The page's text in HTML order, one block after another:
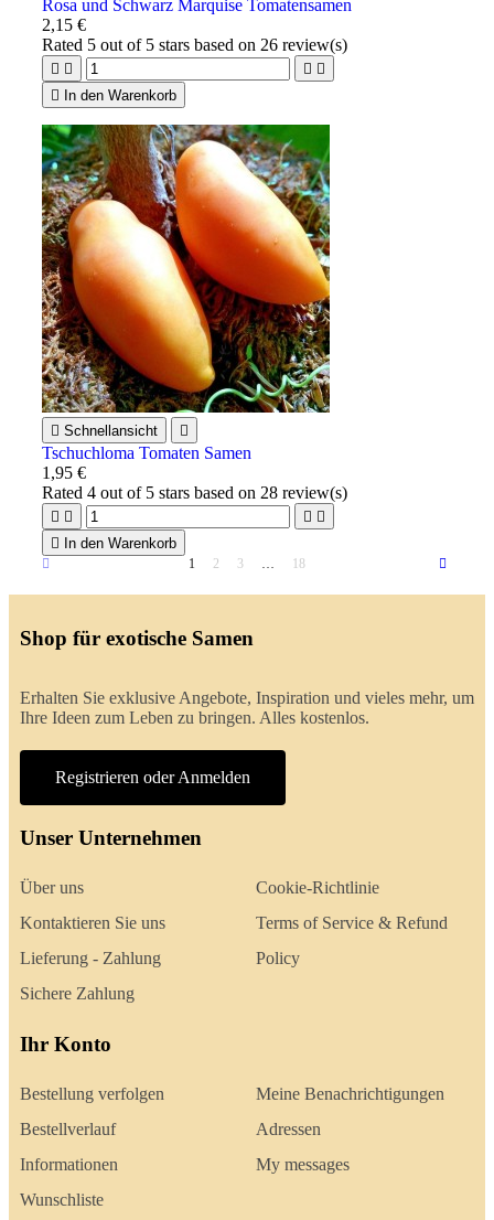
Rosa und Schwarz Marquise Tomatensamen
2,15 €
Rated 5 out of 5 stars based on 26 review(s)
   

In den Warenkorb
 Schnellansicht 
Tschuchloma Tomaten Samen
1,95 €
Rated4 out of 5 stars based on 28 review(s)
   

In den Warenkorb
1 2 3 … 18
Shop für exotische Samen
Erhalten Sie exklusive Angebote, Inspiration und vieles mehr, um
Ihre Ideen zum Leben zu bringen. Alles kostenlos.
Registrieren oder Anmelden
Unser Unternehmen
Über uns
Kontaktieren Sie uns
Lieferung - Zahlung
Sichere Zahlung
Cookie-Richtlinie
Terms of Service & Refund
Policy
Ihr Konto
Bestellung verfolgen
Bestellverlauf
Informationen
Wunschliste
Meine Benachrichtigungen
Adressen
My messages